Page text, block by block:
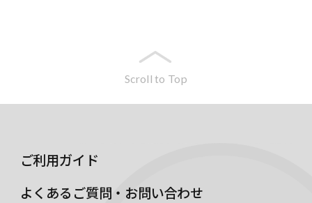
Scroll to Top
ご利用ガイド
よくあるご質問・お問い合わせ